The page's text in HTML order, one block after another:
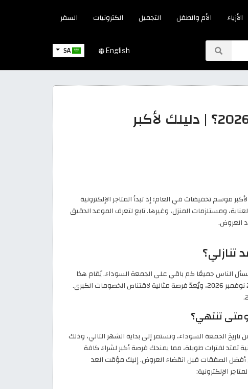
الأزياء الأم والطفل التجميل الكترونيات السفر
SA English
كم باقي على البلاك فرايدي 2026؟ | دليلك لأكبر
موسم تخفيضات في العام؛ إذ تبدأ المتاجر الإلكترونية
ومستلزمات المنزل، وغيرها. تابع لتعرف الموعد الدقيق
العروض.
الناس جميعًا كم باقي على الجمعة السوداء. يُقام هذا
الحدث في آخر جمعة من شهر نوفمبر ويأتي هذا العام يوم 28 نوفمبر 2026، ويُعدّ فرصة مثالية لاقتناص الخصومات الكبرى.
تنتهي؟
الجمعة السوداء، وتستمر إلى بداية الشهر التالي، وذلك
تمتد لفترات طويلة، مما يمنحك فرصة أكبر لشراء كافة
أفضل الصفقات قبل انقضاء العروض. إليك مؤقت العد
الإلكترونية: